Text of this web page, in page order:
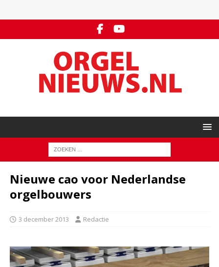
Nieuwe cao voor Nederlandse
orgelbouwers
3 december 2013 Redactie